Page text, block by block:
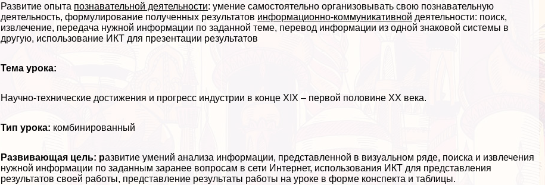
Развитие опыта познавательной деятельности: умение самостоятельно организовывать свою познавательную
деятельность, формулирование полученных результатов информационно-коммуникативной деятельности: поиск,
извлечение, передача нужной информации по заданной теме, перевод информации из одной знаковой системы в
другую, использование ИКТ для презентации результатов
Тема урока:
Научно-технические достижения и прогресс индустрии в конце XIX – первой половине XX века.
Тип урока: комбинированный
Развивающая цель: развитие умений анализа информации, представленной в визуальном ряде, поиска и извлечения
нужной информации по заданным заранее вопросам в сети Интернет, использования ИКТ для представления
результатов своей работы, представление результаты работы на уроке в форме конспекта и таблицы.